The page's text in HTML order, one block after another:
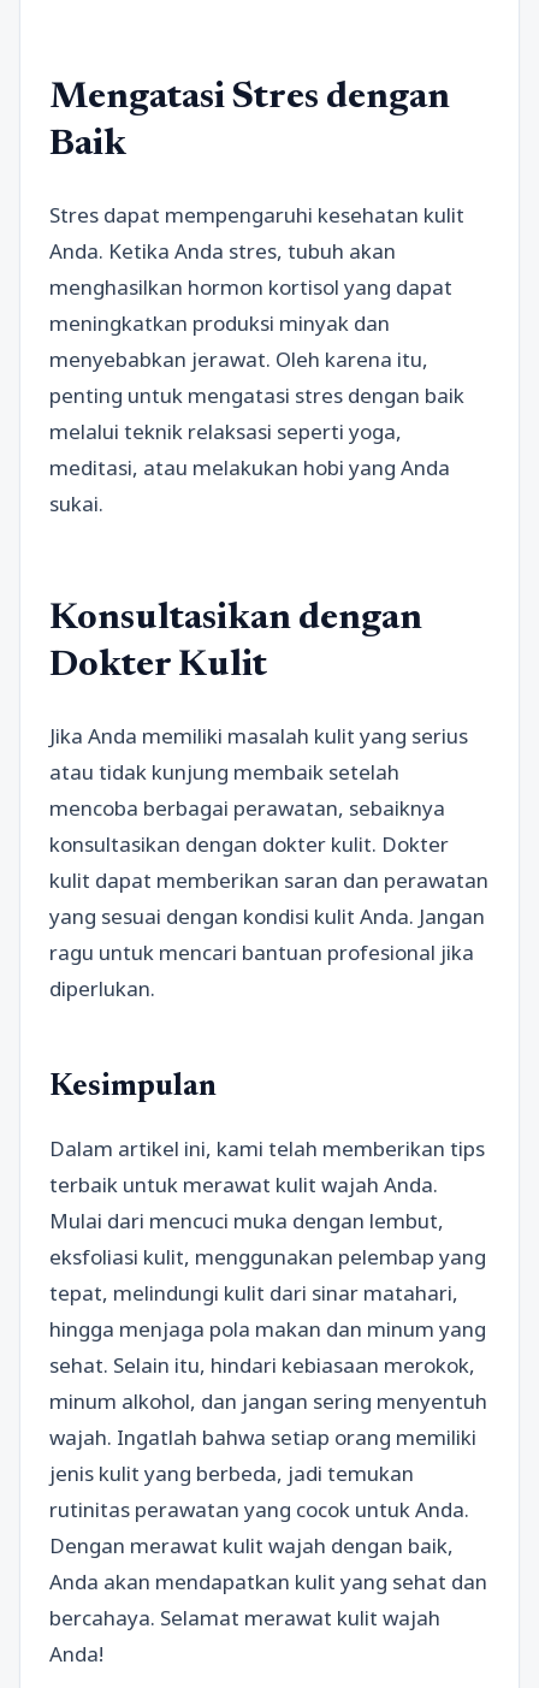
Mengatasi Stres dengan
Baik
Stres dapat mempengaruhi kesehatan kulit
Anda. Ketika Anda stres, tubuh akan
menghasilkan hormon kortisol yang dapat
meningkatkan produksi minyak dan
menyebabkan jerawat. Oleh karena itu,
penting untuk mengatasi stres dengan baik
melalui teknik relaksasi seperti yoga,
meditasi, atau melakukan hobi yang Anda
sukai.
Konsultasikan dengan
Dokter Kulit
Jika Anda memiliki masalah kulit yang serius
atau tidak kunjung membaik setelah
mencoba berbagai perawatan, sebaiknya
konsultasikan dengan dokter kulit. Dokter
kulit dapat memberikan saran dan perawatan
yang sesuai dengan kondisi kulit Anda. Jangan
ragu untuk mencari bantuan profesional jika
diperlukan.
Kesimpulan
Dalam artikel ini, kami telah memberikan tips
terbaik untuk merawat kulit wajah Anda.
Mulai dari mencuci muka dengan lembut,
eksfoliasi kulit, menggunakan pelembap yang
tepat, melindungi kulit dari sinar matahari,
hingga menjaga pola makan dan minum yang
sehat. Selain itu, hindari kebiasaan merokok,
minum alkohol, dan jangan sering menyentuh
wajah. Ingatlah bahwa setiap orang memiliki
jenis kulit yang berbeda, jadi temukan
rutinitas perawatan yang cocok untuk Anda.
Dengan merawat kulit wajah dengan baik,
Anda akan mendapatkan kulit yang sehat dan
bercahaya. Selamat merawat kulit wajah
Anda!